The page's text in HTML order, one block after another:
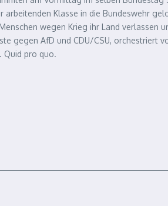
Klasse in die Bundeswehr
wegen Krieg ihr Land verlassen
gegen AfD und CDU/CSU, orchestriert
Quid pro quo.